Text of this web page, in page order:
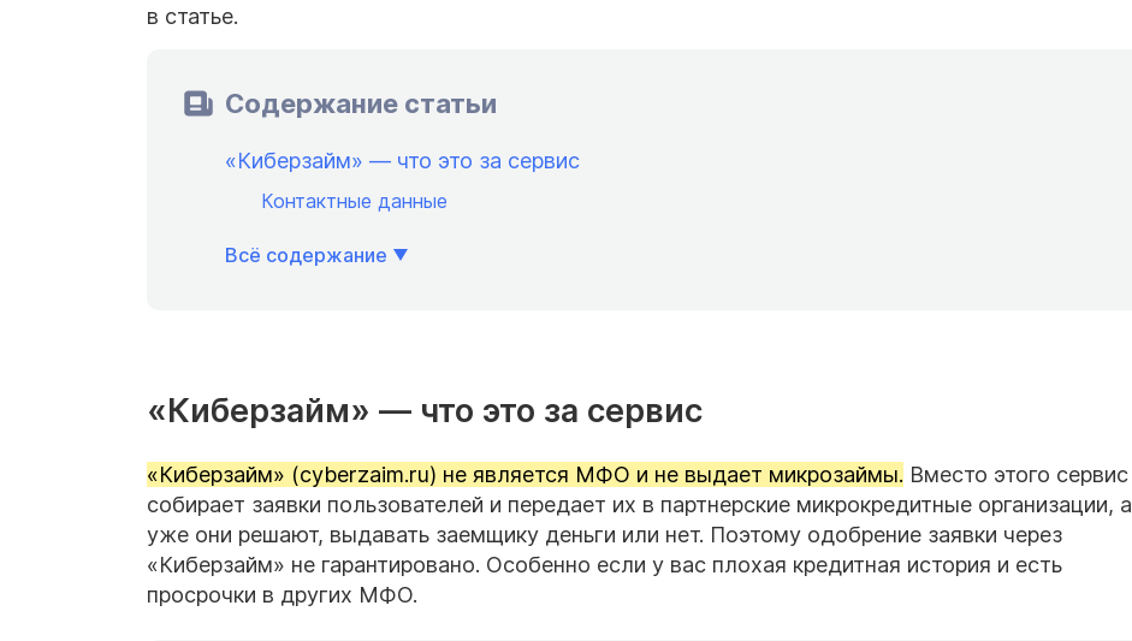
в статье.
Содержание статьи
«Киберзайм» — что это за сервис
Контактные данные
Всё содержание
«Киберзайм» — что это за сервис
«Киберзайм» (cyberzaim.ru) не является МФО и не выдает микрозаймы. Вместо этого сервис
собирает заявки пользователей и передает их в партнерские микрокредитные организации, а
уже они решают, выдавать заемщику деньги или нет. Поэтому одобрение заявки через
«Киберзайм» не гарантировано. Особенно если у вас плохая кредитная история и есть
просрочки в других МФО.